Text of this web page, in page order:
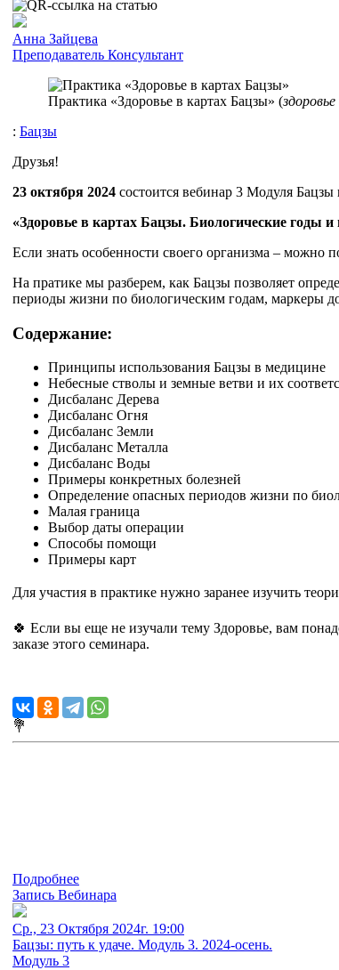
Анна Зайцева
Преподаватель Консультант
Практика «Здоровье в картах Бацзы» (
: Бацзы
Друзья!
23 октября 2024 состоится вебинар 3 Модуля
«Здоровье в картах Бацзы. Биологические годы
Если знать особенности своего организма – можно
На пратике мы разберем, как Бацзы позволяет
периоды жизни по биологическим годам, маркеры
Содержание:
Принципы использования Бацзы в медицине
Небесные стволы и земные ветви и их
Дисбаланс Дерева
Дисбаланс Огня
Дисбаланс Земли
Дисбаланс Металла
Дисбаланс Воды
Примеры конкретных болезней
Определение опасных периодов жизни по
Малая граница
Выбор даты операции
Способы помощи
Примеры карт
Для участия в практике нужно заранее изучить
🍀 Если вы еще не изучали тему Здоровье, вам
заказе этого семинара.
💐
Подробнее
Запись Вебинара
Ср., 23 Октября 2024г. 19:00
Бацзы: путь к удаче. Модуль 3. 2024-осень.
Модуль 3